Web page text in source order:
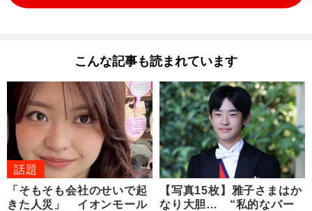
こんな記事も読まれています
話題
「そもそも会社のせいで起
きた人災」 イオンモール
【写真15枚】雅子さまはか
なり大胆… “私的なパー